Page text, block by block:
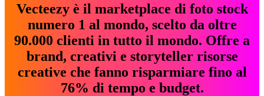
Vecteezy è il marketplace di foto stock
numero 1 al mondo, scelto da oltre
90.000 clienti in tutto il mondo. Offre a
brand, creativi e storyteller risorse
creative che fanno risparmiare fino al
76% di tempo e budget.